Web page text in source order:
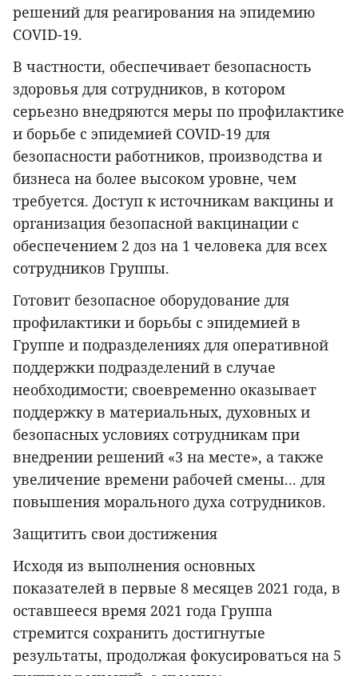
решений для реагирования на эпидемию
COVID-19.
В частности, обеспечивает безопасность
здоровья для сотрудников, в котором
серьезно внедряются меры по профилактике
и борьбе с эпидемией COVID-19 для
безопасности работников, производства и
бизнеса на более высоком уровне, чем
требуется. Доступ к источникам вакцины и
организация безопасной вакцинации с
обеспечением 2 доз на 1 человека для всех
сотрудников Группы.
Готовит безопасное оборудование для
профилактики и борьбы с эпидемией в
Группе и подразделениях для оперативной
поддержки подразделений в случае
необходимости; своевременно оказывает
поддержку в материальных, духовных и
безопасных условиях сотрудникам при
внедрении решений «3 на месте», а также
увеличение времени рабочей смены... для
повышения морального духа сотрудников.
Защитить свои достижения
Исходя из выполнения основных
показателей в первые 8 месяцев 2021 года, в
оставшееся время 2021 года Группа
стремится сохранить достигнутые
результаты, продолжая фокусироваться на 5